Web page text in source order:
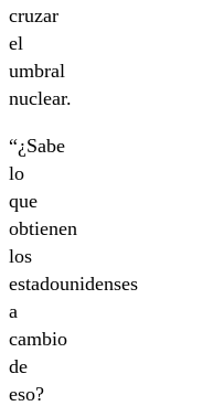
cruzar
el
umbral
nuclear.
“¿Sabe
lo
que
obtienen
los
estadounidenses
a
cambio
de
eso?